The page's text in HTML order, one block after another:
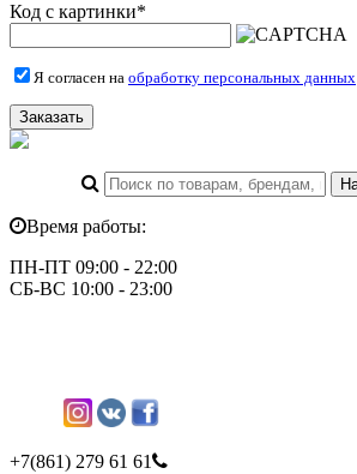
Код с картинки*
Я согласен на обработку персональных данных
Заказать
Время работы:
ПН-ПТ 09:00 - 22:00
СБ-ВС 10:00 - 23:00
+7(861) 279 61 61